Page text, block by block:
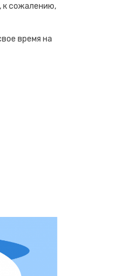
к сожалению,
время на